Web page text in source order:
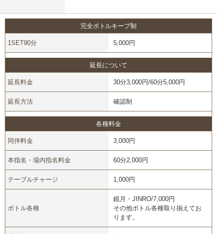
完全ボトルキープ制
1SET90分 5,000円
延長について
延長料金 30分3,000円/60分5,000円
延長方法 確認制
各種料金
同伴料金 3,000円
本指名・場内指名料金 60分2,000円
テーブルチャージ 1,000円
ボトル各種
鏡月・JINRO/7,000円
その他ボトル各種取り揃えてお
ります。